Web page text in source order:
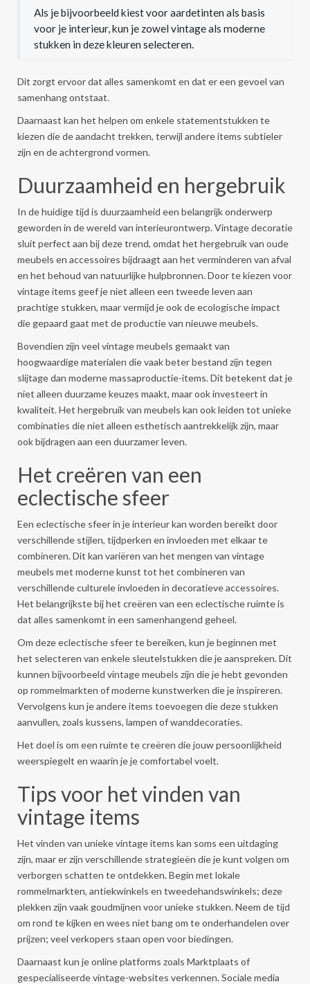
Als je bijvoorbeeld kiest voor aardetinten als basis
voor je interieur, kun je zowel vintage als moderne
stukken in deze kleuren selecteren.
Dit zorgt ervoor dat alles samenkomt en dat er een gevoel van
samenhang ontstaat.
Daarnaast kan het helpen om enkele statementstukken te
kiezen die de aandacht trekken, terwijl andere items subtieler
zijn en de achtergrond vormen.
Duurzaamheid en hergebruik
In de huidige tijd is duurzaamheid een belangrijk onderwerp
geworden in de wereld van interieurontwerp. Vintage decoratie
sluit perfect aan bij deze trend, omdat het hergebruik van oude
meubels en accessoires bijdraagt aan het verminderen van afval
en het behoud van natuurlijke hulpbronnen. Door te kiezen voor
vintage items geef je niet alleen een tweede leven aan
prachtige stukken, maar vermijd je ook de ecologische impact
die gepaard gaat met de productie van nieuwe meubels.
Bovendien zijn veel vintage meubels gemaakt van
hoogwaardige materialen die vaak beter bestand zijn tegen
slijtage dan moderne massaproductie-items. Dit betekent dat je
niet alleen duurzame keuzes maakt, maar ook investeert in
kwaliteit. Het hergebruik van meubels kan ook leiden tot unieke
combinaties die niet alleen esthetisch aantrekkelijk zijn, maar
ook bijdragen aan een duurzamer leven.
Het creëren van een
eclectische sfeer
Een eclectische sfeer in je interieur kan worden bereikt door
verschillende stijlen, tijdperken en invloeden met elkaar te
combineren. Dit kan variëren van het mengen van vintage
meubels met moderne kunst tot het combineren van
verschillende culturele invloeden in decoratieve accessoires.
Het belangrijkste bij het creëren van een eclectische ruimte is
dat alles samenkomt in een samenhangend geheel.
Om deze eclectische sfeer te bereiken, kun je beginnen met
het selecteren van enkele sleutelstukken die je aanspreken. Dit
kunnen bijvoorbeeld vintage meubels zijn die je hebt gevonden
op rommelmarkten of moderne kunstwerken die je inspireren.
Vervolgens kun je andere items toevoegen die deze stukken
aanvullen, zoals kussens, lampen of wanddecoraties.
Het doel is om een ruimte te creëren die jouw persoonlijkheid
weerspiegelt en waarin je je comfortabel voelt.
Tips voor het vinden van
vintage items
Het vinden van unieke vintage items kan soms een uitdaging
zijn, maar er zijn verschillende strategieën die je kunt volgen om
verborgen schatten te ontdekken. Begin met lokale
rommelmarkten, antiekwinkels en tweedehandswinkels; deze
plekken zijn vaak goudmijnen voor unieke stukken. Neem de tijd
om rond te kijken en wees niet bang om te onderhandelen over
prijzen; veel verkopers staan open voor biedingen.
Daarnaast kun je online platforms zoals Marktplaats of
gespecialiseerde vintage-websites verkennen. Sociale media